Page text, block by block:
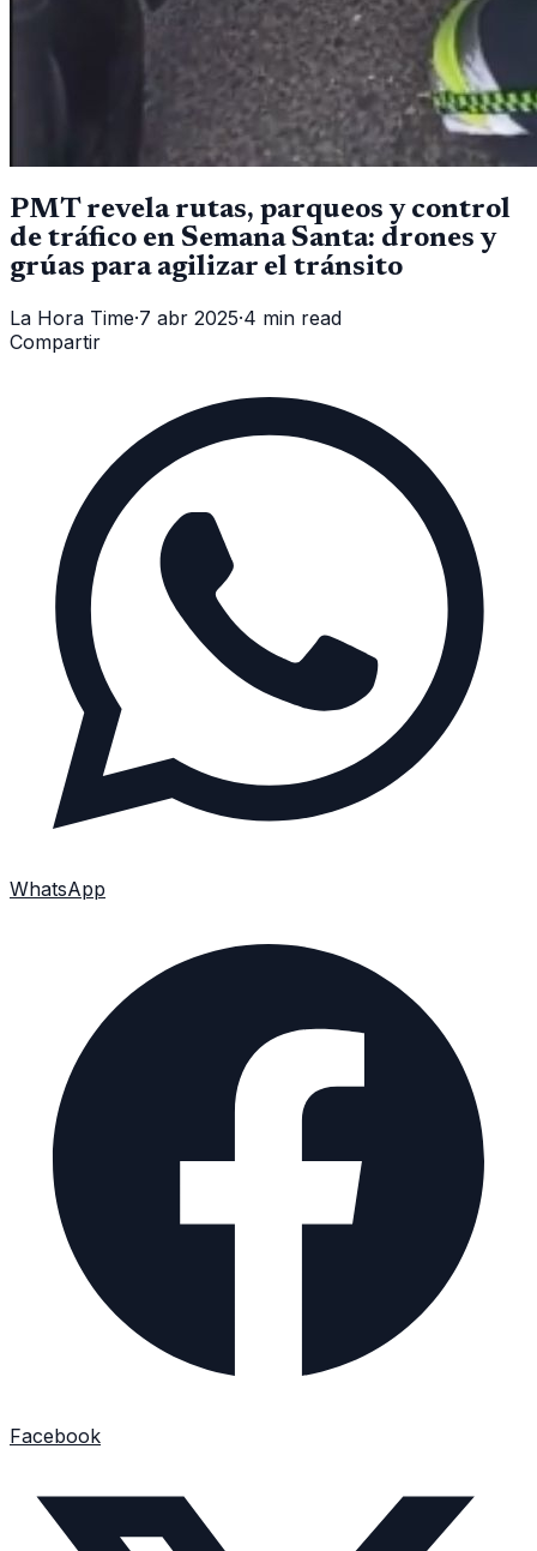
PMT revela rutas, parqueos y control
de tráfico en Semana Santa: drones y
grúas para agilizar el tránsito
La Hora Time·7 abr 2025·4 min read
Compartir
WhatsApp
Facebook